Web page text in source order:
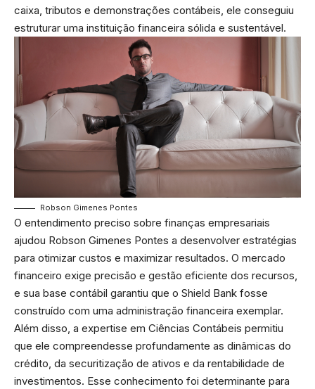
caixa, tributos e demonstrações contábeis, ele conseguiu
estruturar uma instituição financeira sólida e sustentável.
Robson Gimenes Pontes
O entendimento preciso sobre finanças empresariais
ajudou Robson Gimenes Pontes a desenvolver estratégias
para otimizar custos e maximizar resultados. O mercado
financeiro exige precisão e gestão eficiente dos recursos,
e sua base contábil garantiu que o Shield Bank fosse
construído com uma administração financeira exemplar.
Além disso, a expertise em Ciências Contábeis permitiu
que ele compreendesse profundamente as dinâmicas do
crédito, da securitização de ativos e da rentabilidade de
investimentos. Esse conhecimento foi determinante para